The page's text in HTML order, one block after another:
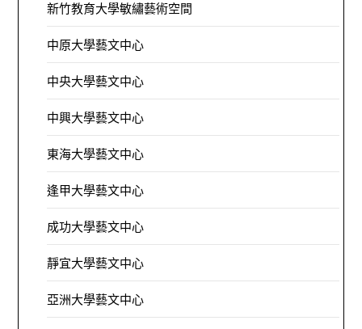
新竹教育大學敏繡藝術空間
中原大學藝文中心
中央大學藝文中心
中興大學藝文中心
東海大學藝文中心
逢甲大學藝文中心
成功大學藝文中心
靜宜大學藝文中心
亞洲大學藝文中心